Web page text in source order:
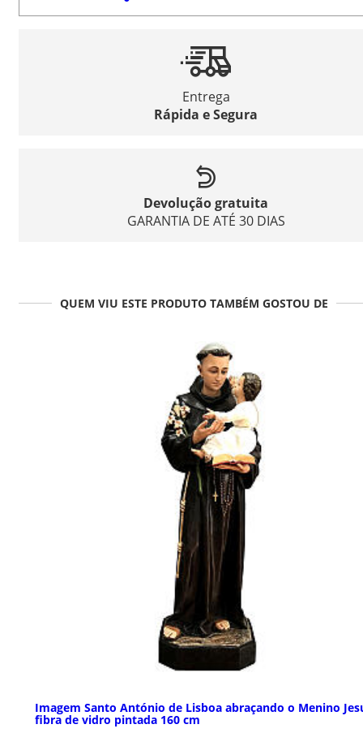
Entrega
Rápida e Segura
Devolução gratuita
GARANTIA DE ATÉ 30 DIAS
QUEM VIU ESTE PRODUTO TAMBÉM GOSTOU DE
Imagem Santo António de Lisboa abraçando o Menino
fibra de vidro pintada 160 cm